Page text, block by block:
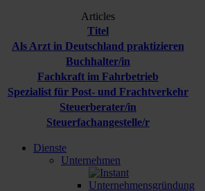
Articles
Titel
Als Arzt in Deutschland praktizieren
Buchhalter/in
Fachkraft im Fahrbetrieb
Spezialist für Post- und Frachtverkehr
Steuerberater/in
Steuerfachangestelle/r
Dienste
Unternehmen